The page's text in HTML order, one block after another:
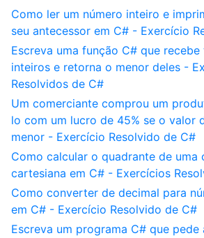
Como ler um número inteiro e
seu antecessor em C# - Exercício
Escreva uma função C# que recebe
inteiros e retorna o menor deles -
Resolvidos de C#
Um comerciante comprou um
lo com um lucro de 45% se o valor
menor - Exercício Resolvido de C#
Como calcular o quadrante de uma
cartesiana em C# - Exercícios
Como converter de decimal para
em C# - Exercício Resolvido de C#
Escreva um programa C# que pede